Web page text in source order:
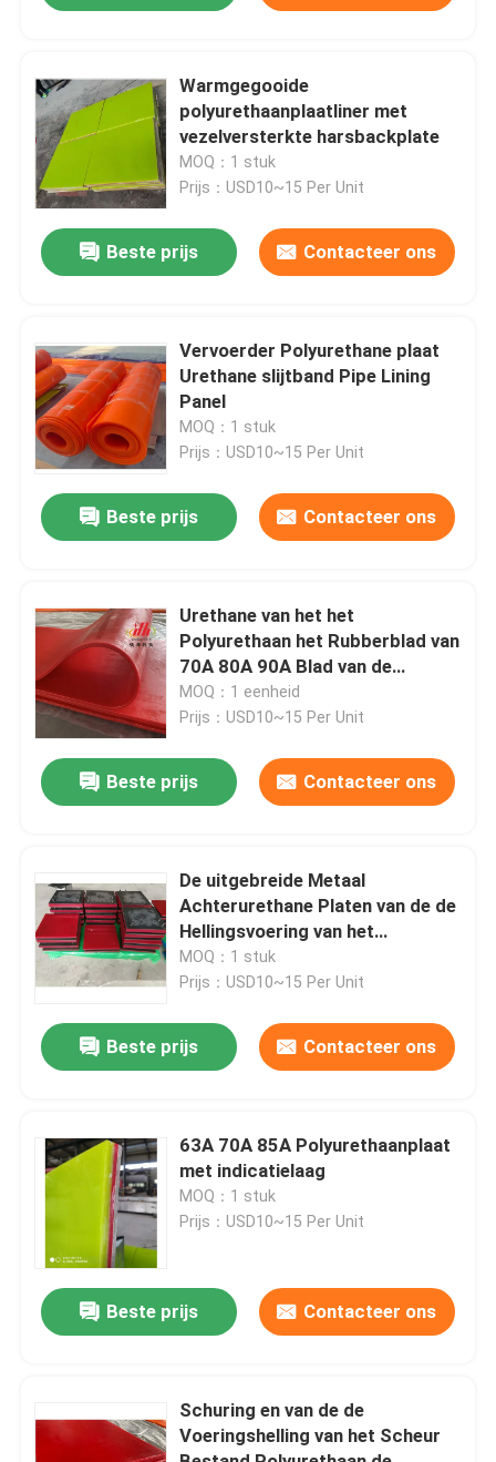
Producten
Videos
Over ons
Kwaliteitscontrole
Contacteer ons
nieuws
Alumina Ceramische Voering
Warmgegooide
polyurethaanplaatliner met
vezelversterkte harsbackplate
MOQ：1 stuk
Prijs：USD10~15 Per Unit
Beste prijs Contacteer ons
Vervoerder Polyurethane plaat
Urethane slijtband Pipe Lining
Panel
MOQ：1 stuk
Prijs：USD10~15 Per Unit
Beste prijs Contacteer ons
Urethane van het het
Polyurethaan het Rubberblad van
70A 80A 90A Blad van de
Effectvoering
MOQ：1 eenheid
Prijs：USD10~15 Per Unit
Beste prijs Contacteer ons
De uitgebreide Metaal
Achterurethane Platen van de de
Hellingsvoering van het
Voeringspolyurethaan
MOQ：1 stuk
Prijs：USD10~15 Per Unit
Beste prijs Contacteer ons
63A 70A 85A Polyurethaanplaat
met indicatielaag
MOQ：1 stuk
Prijs：USD10~15 Per Unit
Beste prijs Contacteer ons
Schuring en van de de
Voeringshelling van het Scheur